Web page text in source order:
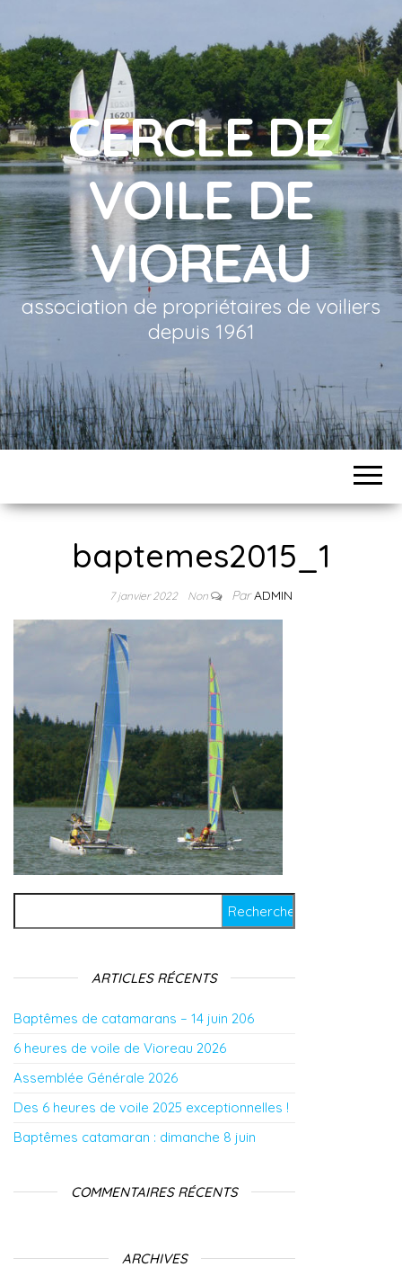
CERCLE DE
VOILE DE
VIOREAU
association de propriétaires de voiliers
depuis 1961
baptemes2015_1
7 janvier 2022 Non ParADMIN
ARTICLES RÉCENTS
Baptêmes de catamarans – 14 juin 206
6 heures de voile de Vioreau 2026
Assemblée Générale 2026
Des 6 heures de voile 2025 exceptionnelles !
Baptêmes catamaran : dimanche 8 juin
COMMENTAIRES RÉCENTS
ARCHIVES